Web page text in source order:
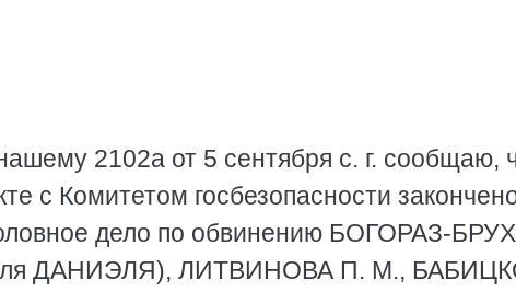
2102а от 5 сентября с. г. сообщаю,
с Комитетом госбезопасности
дело по обвинению БОГОРАЗ-
ДАНИЭЛЯ), ЛИТВИНОВА П. М.,